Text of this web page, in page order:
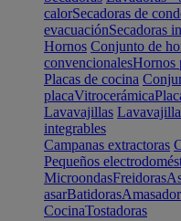
calorSecadoras de
evacuaciónSecadoras
Hornos Conjunto de
convencionalesHornos
Placas de cocina
placaVitrocerámica
Lavavajillas
integrables
Campanas extractoras
Pequeños
MicroondasFreidoras
asarBatidoras
CocinaTostadoras